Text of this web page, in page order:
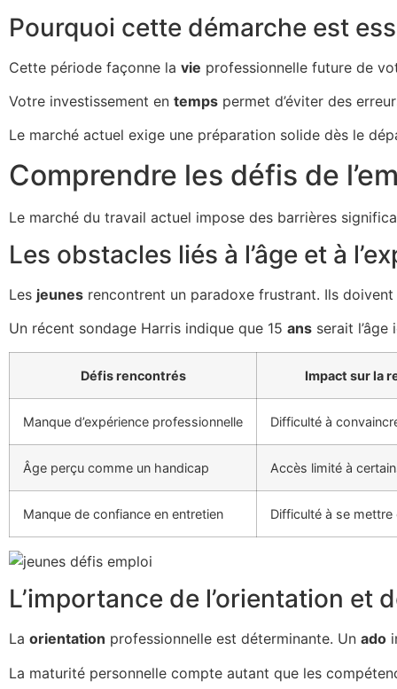
Pourquoi cette démarche est
Cette période façonne la vie professionnelle future de
Votre investissement en temps permet d’éviter des
Le marché actuel exige une préparation solide dès le
Comprendre les défis de
Le marché du travail actuel impose des barrières
Les obstacles liés à l’âge et à
Les jeunes rencontrent un paradoxe frustrant. Ils
Un récent sondage Harris indique que 15 ans serait
Défis rencontrés Impact sur la
Manque d’expérience professionnelle Difficulté à
Âge perçu comme un handicap Accès limité à
Manque de confiance en entretien Difficulté à se mettre
L’importance de l’orientation et
La orientation professionnelle est déterminante. Un ado
La maturité personnelle compte autant que les